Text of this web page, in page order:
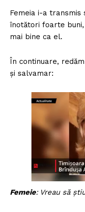
Femeia i-a transmis
înotători foarte
mai bine ca el.
În continuare,
şi salvamar:
Femeie: Vreau să